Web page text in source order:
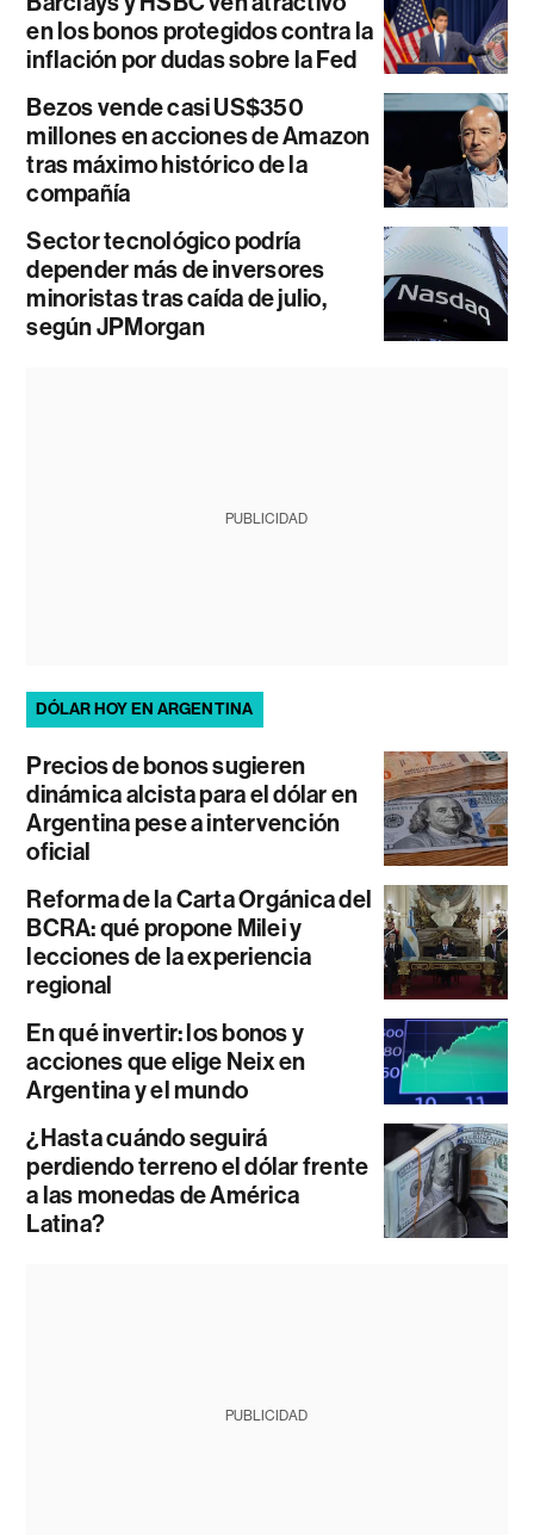
en los bonos protegidos contra la
inflación por dudas sobre la Fed
Bezos vende casi US$350
millones en acciones de Amazon
tras máximo histórico de la
compañía
Sector tecnológico podría
depender más de inversores
minoristas tras caída de julio,
según JPMorgan
PUBLICIDAD
DÓLAR HOY EN ARGENTINA
Precios de bonos sugieren
dinámica alcista para el dólar en
Argentina pese a intervención
oficial
Reforma de la Carta Orgánica del
BCRA: qué propone Milei y
lecciones de la experiencia
regional
En qué invertir: los bonos y
acciones que elige Neix en
Argentina y el mundo
¿Hasta cuándo seguirá
perdiendo terreno el dólar frente
a las monedas de América
Latina?
PUBLICIDAD